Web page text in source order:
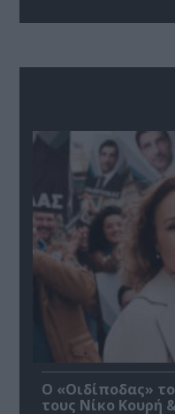
O «Οιδίποδας»
τους Νίκο Κουρή